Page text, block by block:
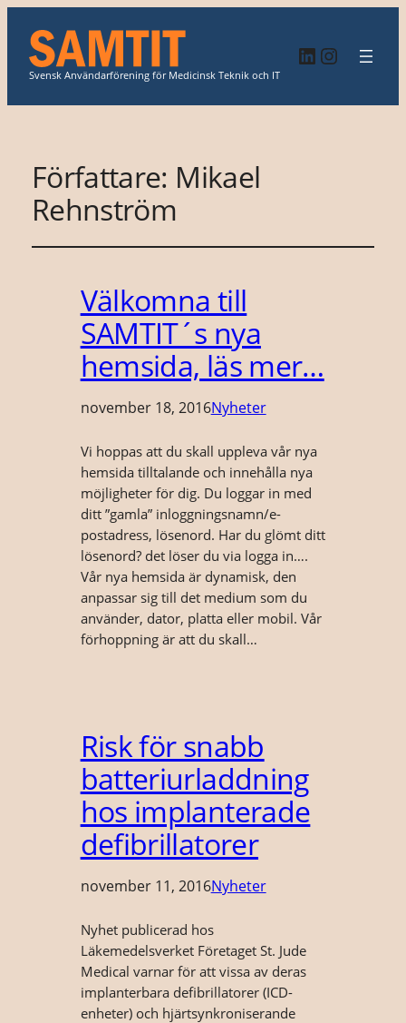
Svensk Användarförening för Medicinsk Teknik och IT
LinkedIn
Författare: Mikael
Rehnström
Välkomna till
SAMTIT´s nya
hemsida, läs mer…
november 18, 2016Nyheter
Vi hoppas att du skall uppleva vår nya
hemsida tilltalande och innehålla nya
möjligheter för dig. Du loggar in med
ditt ”gamla” inloggningsnamn/e-
postadress, lösenord. Har du glömt ditt
lösenord? det löser du via logga in….
Vår nya hemsida är dynamisk, den
anpassar sig till det medium som du
använder, dator, platta eller mobil. Vår
förhoppning är att du skall…
Risk för snabb
batteriurladdning
hos implanterade
defibrillatorer
november 11, 2016Nyheter
Nyhet publicerad hos
Läkemedelsverket Företaget St. Jude
Medical varnar för att vissa av deras
implanterbara defibrillatorer (ICD-
enheter) och hjärtsynkroniserande